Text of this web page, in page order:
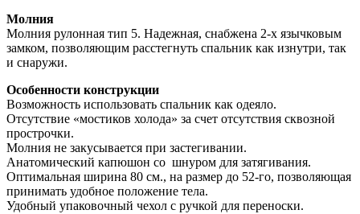
Молния
Молния рулонная тип 5. Надежная, снабжена 2-х язычковым
замком, позволяющим расстегнуть спальник как изнутри, так
и снаружи.
Особенности конструкции
Возможность использовать спальник как одеяло.
Отсутствие «мостиков холода» за счет отсутствия сквозной
прострочки.
Молния не закусывается при застегивании.
Анатомический капюшон со шнуром для затягивания.
Оптимальная ширина 80 см., на размер до 52-го, позволяющая
принимать удобное положение тела.
Удобный упаковочный чехол с ручкой для переноски.